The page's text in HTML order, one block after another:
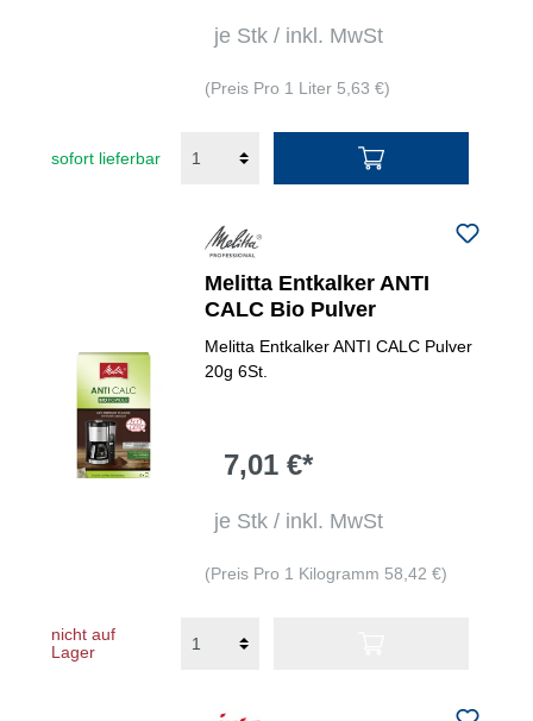
je Stk / inkl. MwSt
(Preis Pro 1 Liter 5,63 €)
sofort lieferbar
Melitta Entkalker ANTI
CALC Bio Pulver
Melitta Entkalker ANTI CALC Pulver
20g 6St.
7,01 €*
je Stk / inkl. MwSt
(Preis Pro 1 Kilogramm 58,42 €)
nicht auf
Lager